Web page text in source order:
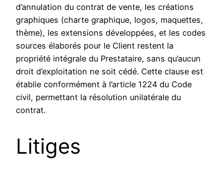
d’annulation du contrat de vente, les créations
graphiques (charte graphique, logos, maquettes,
thème), les extensions développées, et les codes
sources élaborés pour le Client restent la
propriété intégrale du Prestataire, sans qu’aucun
droit d’exploitation ne soit cédé. Cette clause est
établie conformément à l’article 1224 du Code
civil, permettant la résolution unilatérale du
contrat.
Litiges